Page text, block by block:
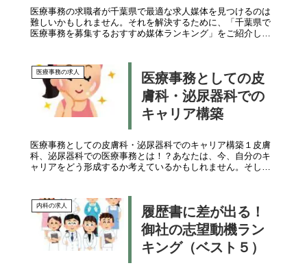
医療事務の求職者が千葉県で最適な求人媒体を見つけるのは
難しいかもしれません。それを解決するために、「千葉県で
医療事務を募集するおすすめ媒体ランキング」をご紹介しま
医療事務の求人
医療事務としての皮
膚科・泌尿器科での
キャリア構築
医療事務としての皮膚科・泌尿器科でのキャリア構築１皮膚
科、泌尿器科での医療事務とは！？あなたは、今、自分のキ
ャリアをどう形成するか考えているかもしれません。そして
内科の求人
履歴書に差が出る！
御社の志望動機ラン
キング（ベスト５）